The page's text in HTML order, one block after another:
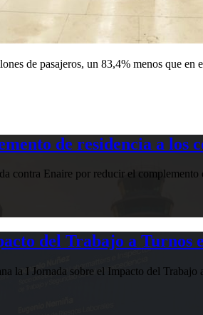
de pasajeros, un 83,4% menos que
de residencia a los
Enaire por reducir el
del Trabajo a Turnos
la I Jornada sobre el Impacto del